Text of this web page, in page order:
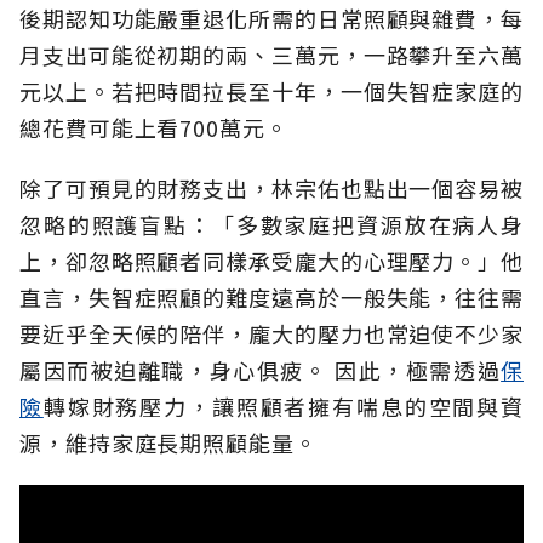
後期認知功能嚴重退化所需的日常照顧與雜費，每
月支出可能從初期的兩、三萬元，一路攀升至六萬
元以上。若把時間拉長至十年，一個失智症家庭的
總花費可能上看700萬元。
除了可預見的財務支出，林宗佑也點出一個容易被
忽略的照護盲點：「多數家庭把資源放在病人身
上，卻忽略照顧者同樣承受龐大的心理壓力。」他
直言，失智症照顧的難度遠高於一般失能，往往需
要近乎全天候的陪伴，龐大的壓力也常迫使不少家
屬因而被迫離職，身心俱疲。 因此，極需透過保
險轉嫁財務壓力，讓照顧者擁有喘息的空間與資
源，維持家庭長期照顧能量。